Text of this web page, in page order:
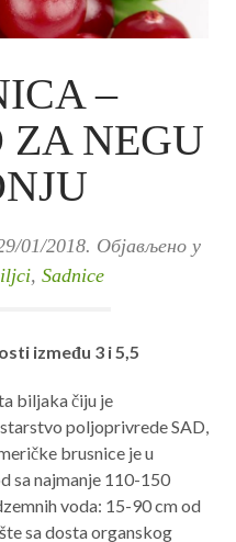
–
ZA NEGU
01/2018. Објављено у
, Sadnice
između 3 i 5,5
biljaka čiju je
poljoprivrede SAD,
brusnice je u
sa najmanje 110-150
voda: 15-90 cm od
sa dosta organskog